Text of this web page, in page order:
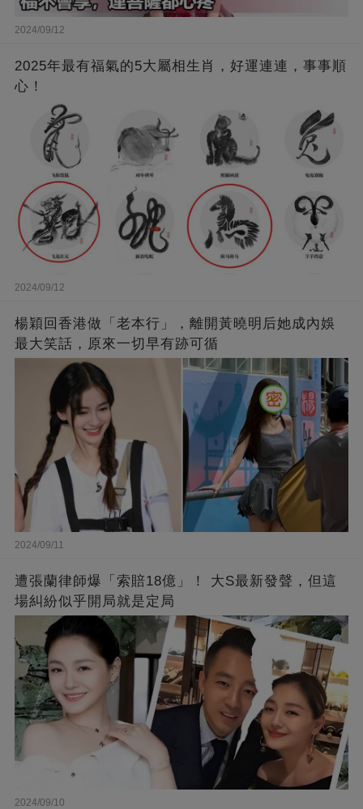
2024/09/12
2025年最有福氣的5大屬相生肖，好運連連，事事順
心！
2024/09/12
楊穎回香港做「老本行」，離開黃曉明后她成內娛
最大笑話，原來一切早有跡可循
2024/09/11
遭張蘭律師爆「索賠18億」！ 大S最新發聲，但這
場糾紛似乎開局就是定局
2024/09/10